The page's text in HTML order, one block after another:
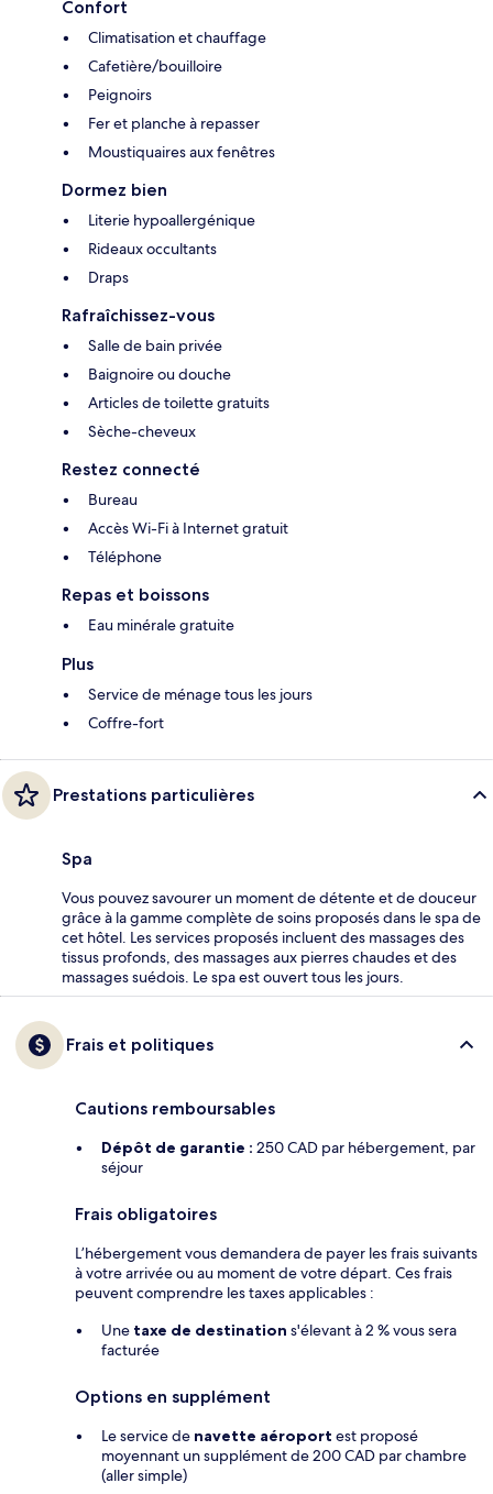
Confort
Climatisation et chauffage
Cafetière/bouilloire
Peignoirs
Fer et planche à repasser
Moustiquaires aux fenêtres
Dormez bien
Literie hypoallergénique
Rideaux occultants
Draps
Rafraîchissez-vous
Salle de bain privée
Baignoire ou douche
Articles de toilette gratuits
Sèche-cheveux
Restez connecté
Bureau
Accès Wi-Fi à Internet gratuit
Téléphone
Repas et boissons
Eau minérale gratuite
Plus
Service de ménage tous les jours
Coffre-fort
Prestations particulières
Spa
Vous pouvez savourer un moment de détente et de douceur
grâce à la gamme complète de soins proposés dans le spa de
cet hôtel. Les services proposés incluent des massages des
tissus profonds, des massages aux pierres chaudes et des
massages suédois. Le spa est ouvert tous les jours.
Frais et politiques
Cautions remboursables
Dépôt de garantie : 250 CAD par hébergement, par
séjour
Frais obligatoires
L’hébergement vous demandera de payer les frais suivants
à votre arrivée ou au moment de votre départ. Ces frais
peuvent comprendre les taxes applicables :
Une taxe de destination s'élevant à 2 % vous sera
facturée
Options en supplément
Le service de navette aéroport est proposé
moyennant un supplément de 200 CAD par chambre
(aller simple)